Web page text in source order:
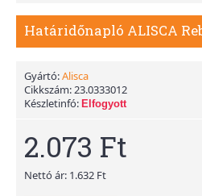
Gyártó:Alisca
Cikkszám:23.0333012
Készletinfó: Elfogyott
2.073 Ft
Nettó ár: 1.632 Ft